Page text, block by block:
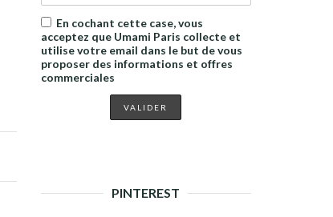
En cochant cette case, vous
acceptez que Umami Paris collecte et
utilise votre email dans le but de vous
proposer des informations et offres
commerciales
PINTEREST